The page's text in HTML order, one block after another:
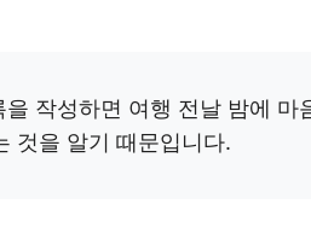
을 작성하면 여행 전날 밤에 마
것을 알기 때문입니다.